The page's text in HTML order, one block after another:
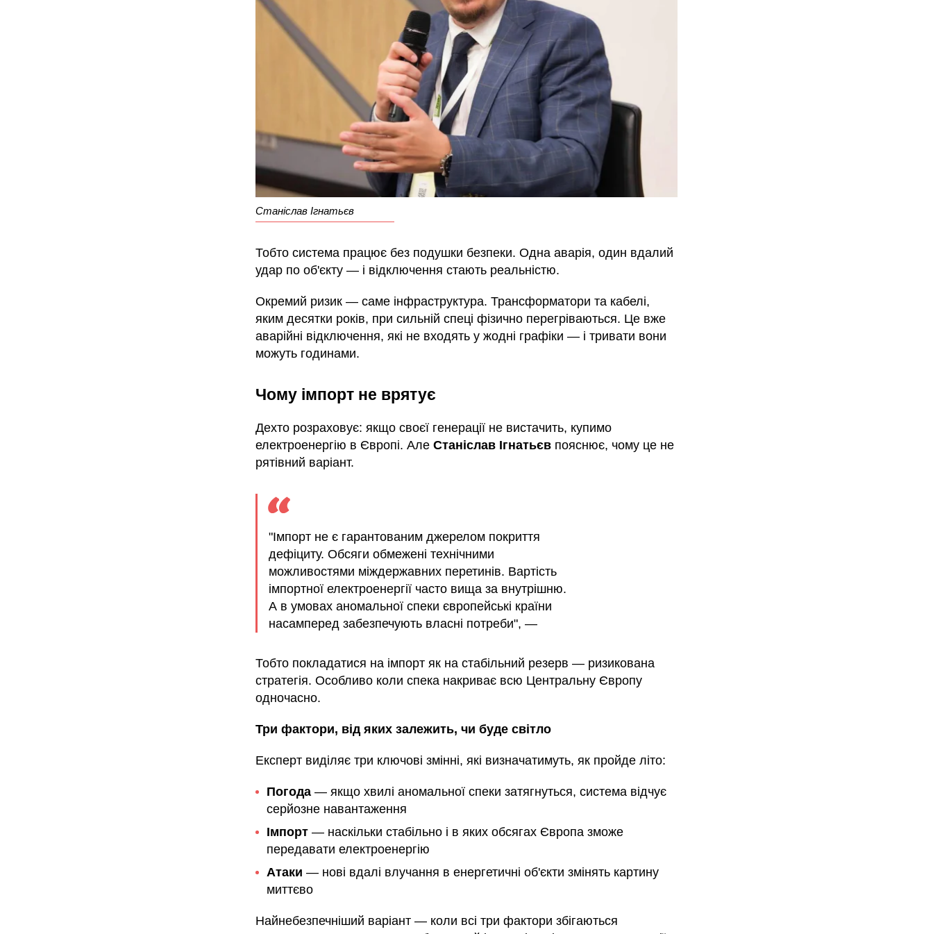
Станіслав Ігнатьєв
Тобто система працює без подушки безпеки. Одна аварія, один вдалий
удар по об'єкту — і відключення стають реальністю.
Окремий ризик — саме інфраструктура. Трансформатори та кабелі,
яким десятки років, при сильній спеці фізично перегріваються. Це вже
аварійні відключення, які не входять у жодні графіки — і тривати вони
можуть годинами.
Чому імпорт не врятує
Дехто розраховує: якщо своєї генерації не вистачить, купимо
електроенергію в Європі. Але Станіслав Ігнатьєв пояснює, чому це не
рятівний варіант.
"Імпорт не є гарантованим джерелом покриття
дефіциту. Обсяги обмежені технічними
можливостями міждержавних перетинів. Вартість
імпортної електроенергії часто вища за внутрішню.
А в умовах аномальної спеки європейські країни
насамперед забезпечують власні потреби", —
Тобто покладатися на імпорт як на стабільний резерв — ризикована
стратегія. Особливо коли спека накриває всю Центральну Європу
одночасно.
Три фактори, від яких залежить, чи буде світло
Експерт виділяє три ключові змінні, які визначатимуть, як пройде літо:
Погода — якщо хвилі аномальної спеки затягнуться, система відчує
серйозне навантаження
Імпорт — наскільки стабільно і в яких обсягах Європа зможе
передавати електроенергію
Атаки — нові вдалі влучання в енергетичні об'єкти змінять картину
миттєво
Найнебезпечніший варіант — коли всі три фактори збігаються